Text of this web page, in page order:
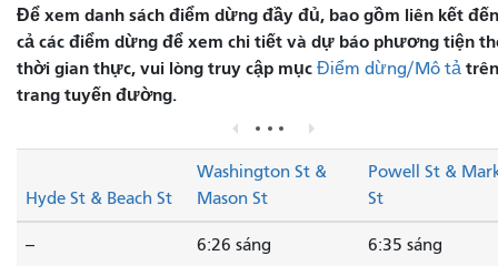
Để xem danh sách điểm dừng đầy đủ, bao gồm liên kết
cả các điểm dừng để xem chi tiết và dự báo phương tiện
thời gian thực, vui lòng truy cập mục Điểm dừng/Mô tả trên
trang tuyến đường.
Hyde St & Beach St
Washington St &
Mason St
Powell St &
St
-- 6:26 sáng 6:35 sáng